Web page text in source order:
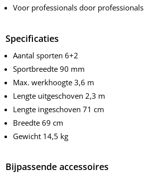
Voor professionals door professionals
Specificaties
Aantal sporten 6+2
Sportbreedte 90 mm
Max. werkhoogte 3,6 m
Lengte uitgeschoven 2,3 m
Lengte ingeschoven 71 cm
Breedte 69 cm
Gewicht 14,5 kg
Bijpassende accessoires